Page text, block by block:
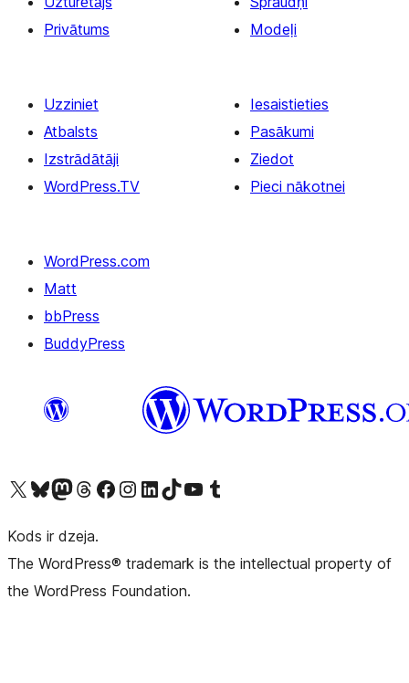
Privātums
Modeļi
Uzziniet
Atbalsts
Izstrādātāji
WordPress.TV
Iesaistieties
Pasākumi
Ziedot
Pieci nākotnei
WordPress.com
Matt
bbPress
BuddyPress
Apmeklējiet mūsu X (agrāk Twitter) kontu
Apmeklējiet mūsu Bluesky kontu
Apmeklējiet mūsu Mastodon kontu
Apmeklējiet mūsu Threads kontu
Apmeklējiet mūsu Facebook lapuApmeklējiet mūsu Instagram kontu
Apmeklējiet mūsu LinkedIn kontu
Apmeklējiet mūsu TikTok kontu
Apmeklējiet mūsu YouTube kanālu
Apmeklējiet mūsu Tumblr kontu
Kods ir dzeja.
The WordPress® trademark is the intellectual property of
the WordPress Foundation.